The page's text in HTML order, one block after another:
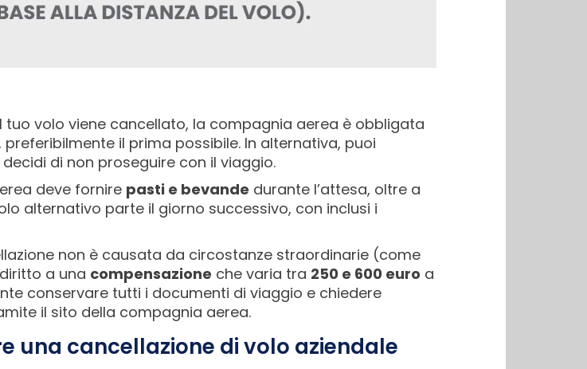
tuo volo viene cancellato, la compagnia aerea è obbligata
preferibilmente il prima possibile. In alternativa, puoi
di non proseguire con il viaggio.
deve fornire pasti e bevande durante l’attesa, oltre a
alternativo parte il giorno successivo, con inclusi i
non è causata da circostanze straordinarie (come
a una compensazione che varia tra 250 e 600 euro a
conservare tutti i documenti di viaggio e chiedere
il sito della compagnia aerea.
una cancellazione di volo aziendale